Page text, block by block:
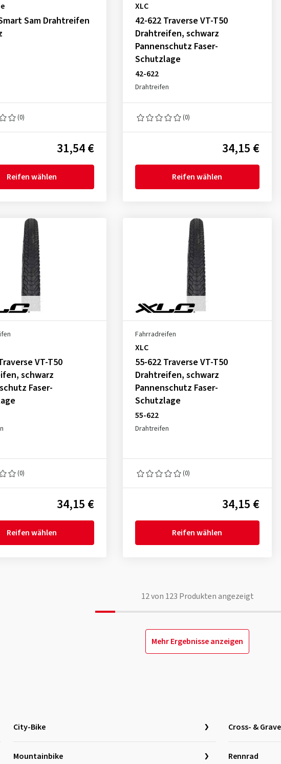
Sam Drahtreifen
(0)
31,54 €
Reifen wählen
XLC
42-622 Traverse VT-T50
Drahtreifen, schwarz
Pannenschutz Faser-
Schutzlage
42-622
Drahtreifen
(0)
34,15 €
Reifen wählen
VT-T50
schwarz
Faser-
(0)
34,15 €
Reifen wählen
Fahrradreifen
XLC
55-622 Traverse VT-T50
Drahtreifen, schwarz
Pannenschutz Faser-
Schutzlage
55-622
Drahtreifen
(0)
34,15 €
Reifen wählen
12von 123 Produkten angezeigt
Mehr Ergebnisse anzeigen
City-Bike Cross- &
Mountainbike Rennrad